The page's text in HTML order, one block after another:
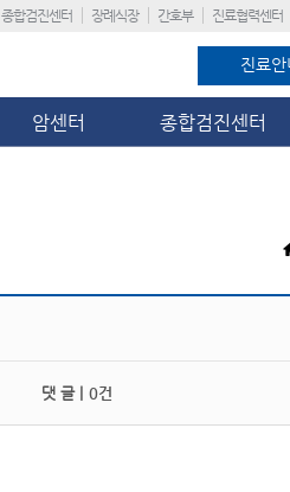
종합검진센터 장례식장 간호부 진료협력센터
진료안
암센터 종합검진센터
댓 글 | 0건